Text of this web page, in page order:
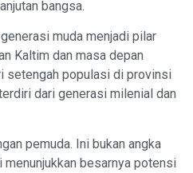
bangsa.
muda menjadi pilar
Kaltim dan masa depan
setengah populasi di provinsi
dari generasi milenial dan
pemuda. Ini bukan angka
besarnya potensi